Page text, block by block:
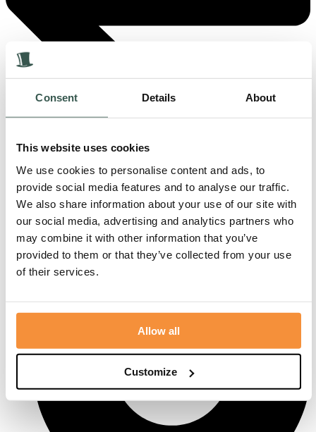
Consent Details About
This website uses cookies
We use cookies to personalise content and ads, to
provide social media features and to analyse our traffic.
We also share information about your use of our site with
our social media, advertising and analytics partners who
may combine it with other information that you’ve
provided to them or that they’ve collected from your use
of their services.
Allow all
Customize
Terug naar overzicht
Contact